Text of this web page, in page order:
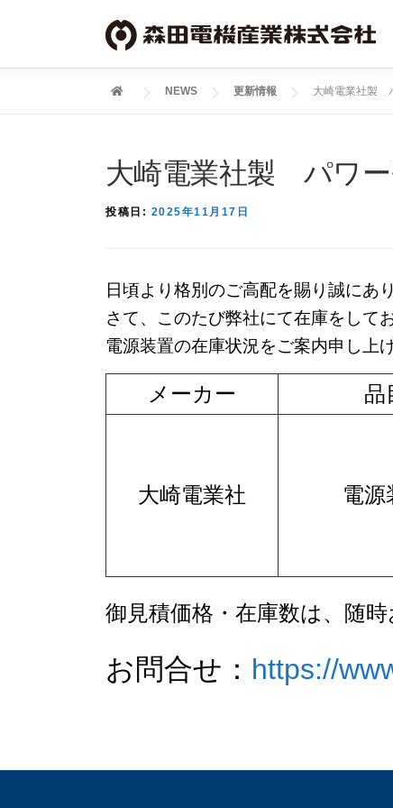
NEWS 更新情報 大崎電業社製
大崎電業社製 パワ
投稿日: 2025年11月17日
日頃より格別のご高配を賜り誠にあ
さて、このたび弊社にて在庫をして
電源装置の在庫状況をご案内申し上げ
メーカー 品
大崎電業社 電源
御見積価格・在庫数は、随
お問合せ： https://